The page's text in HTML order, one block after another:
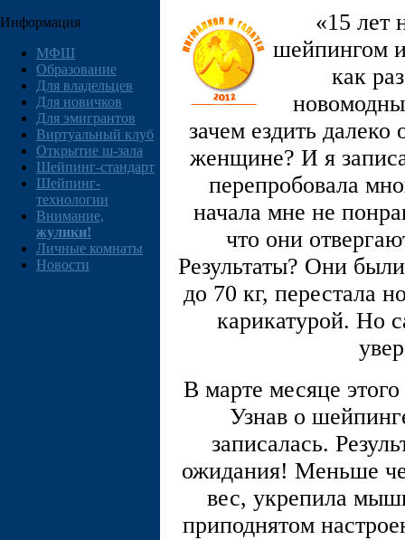
Информация
МФШ
Образование
Для владельцев
Для новичков
Для эмигрантов
Виртуальный клуб
Открытие ш-зала
Шейпинг-стандарт
Шейпинг-
технологии
Внимание,
жулики!
Личные комнаты
Новости
«15 лет
шейпингом
как
зачем ездить
женщине? И я
перепробовала
начала мне не
что они
Результаты? Они
до 70 кг, перестала
карикатурой. Но
В марте месяце
Узнав о
записалась.
ожидания! Меньше
вес, укрепила
приподнятом